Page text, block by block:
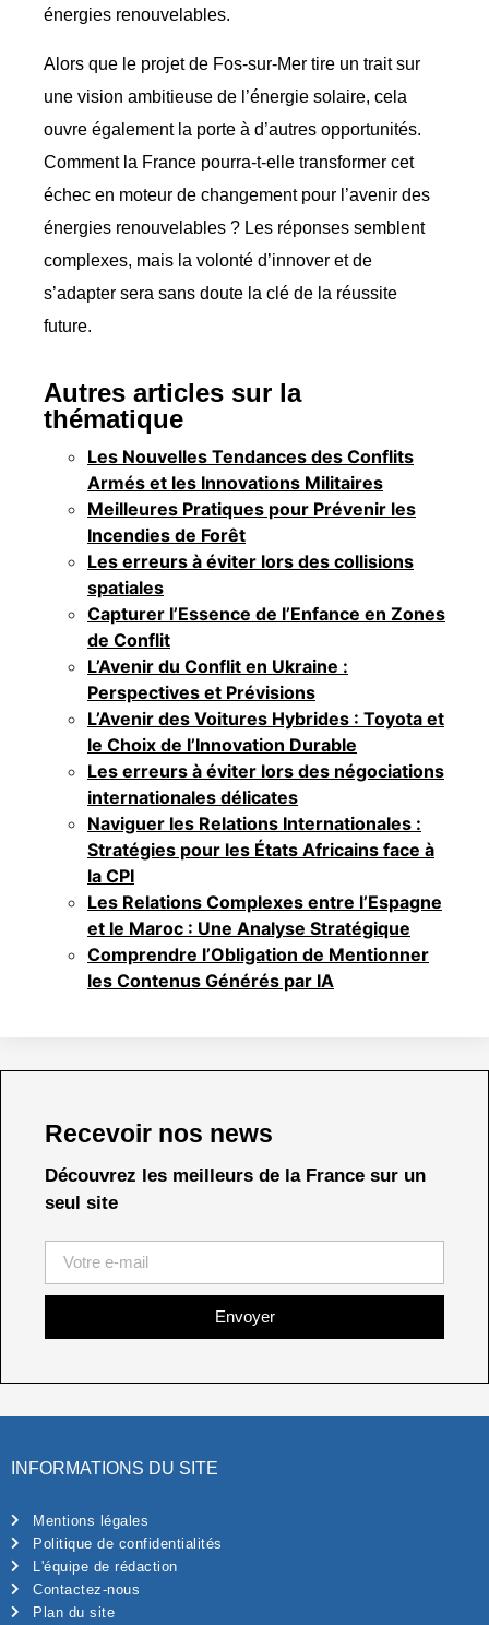
énergies renouvelables.
Alors que le projet de Fos-sur-Mer tire un trait sur
une vision ambitieuse de l’énergie solaire, cela
ouvre également la porte à d’autres opportunités.
Comment la France pourra-t-elle transformer cet
échec en moteur de changement pour l’avenir des
énergies renouvelables ? Les réponses semblent
complexes, mais la volonté d’innover et de
s’adapter sera sans doute la clé de la réussite
future.
Autres articles sur la
thématique
Les Nouvelles Tendances des Conflits
Armés et les Innovations Militaires
Meilleures Pratiques pour Prévenir les
Incendies de Forêt
Les erreurs à éviter lors des collisions
spatiales
Capturer l’Essence de l’Enfance en Zones
de Conflit
L’Avenir du Conflit en Ukraine :
Perspectives et Prévisions
L’Avenir des Voitures Hybrides : Toyota et
le Choix de l’Innovation Durable
Les erreurs à éviter lors des négociations
internationales délicates
Naviguer les Relations Internationales :
Stratégies pour les États Africains face à
la CPI
Les Relations Complexes entre l’Espagne
et le Maroc : Une Analyse Stratégique
Comprendre l’Obligation de Mentionner
les Contenus Générés par IA
Recevoir nos news
Découvrez les meilleurs de la France sur un
seul site
Envoyer
INFORMATIONS DU SITE
Mentions légales
Politique de confidentialités
L'équipe de rédaction
Contactez-nous
Plan du site